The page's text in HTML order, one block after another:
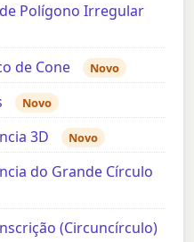
Polígono Irregular
de Cone Novo
Novo
3D Novo
do Grande Círculo
(Circuncírculo)